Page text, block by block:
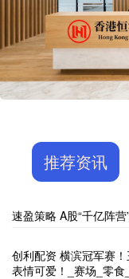
推荐资讯
速盈策略 A股“千亿阵
创利配资 横滨冠军赛
表情可爱！_赛场_零食